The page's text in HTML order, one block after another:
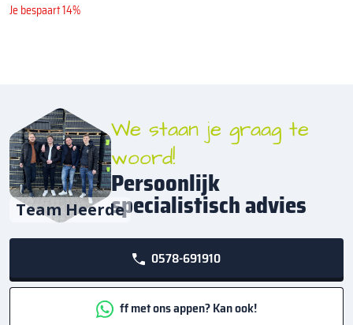
Je bespaart 14%
Team Heerde
We staan je graag te
woord!
Persoonlijk
specialistisch advies
0578-691910
ff met ons appen? Kan ook!